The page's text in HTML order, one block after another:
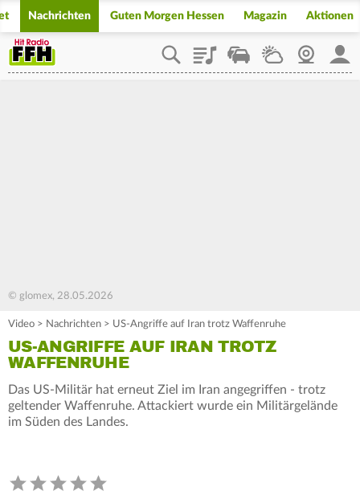
Nachrichten Guten Morgen Hessen Magazin Aktionen
PlaylistStaupilotWetterWebcam
© glomex, 28.05.2026
Video > Nachrichten > US-Angriffe auf Iran trotz Waffenruhe
US-ANGRIFFE AUF IRAN TROTZ
WAFFENRUHE
Das US-Militär hat erneut Ziel im Iran angegriffen - trotz
geltender Waffenruhe. Attackiert wurde ein Militärgelände
im Süden des Landes.